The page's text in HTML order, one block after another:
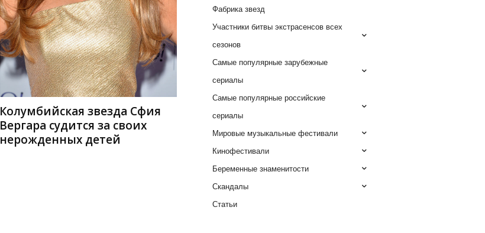
Колумбийская звезда Сфия
Вергара судится за своих
нерожденных детей
Фабрика звезд
Участники битвы экстрасенсов всех
сезонов
Самые популярные зарубежные
сериалы
Самые популярные российские
сериалы
Мировые музыкальные фестивали
Кинофестивали
Беременные знаменитости
Скандалы
Статьи